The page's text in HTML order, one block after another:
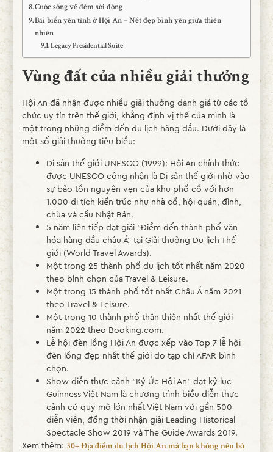
Cuộc sống về đêm sôi động
Bãi biển yên tĩnh ở Hội An – Nét đẹp bình yên giữa thiên
nhiên
Legacy Presidential Suite
Vùng đất của nhiều giải thưởng
Hội An đã nhận được nhiều giải thưởng danh giá từ các tổ
chức uy tín trên thế giới, khẳng định vị thế của mình là
một trong những điểm đến du lịch hàng đầu. Dưới đây là
một số giải thưởng tiêu biểu:
Di sản thế giới UNESCO (1999): Hội An chính thức
được UNESCO công nhận là Di sản thế giới nhờ vào
sự bảo tồn nguyên vẹn của khu phố cổ với hơn
1.000 di tích kiến trúc như nhà cổ, hội quán, đình,
chùa và cầu Nhật Bản​.
5 năm liên tiếp đạt giải "Điểm đến thành phố văn
hóa hàng đầu châu Á" tại Giải thưởng Du lịch Thế
giới (World Travel Awards)​.
Một trong 25 thành phố du lịch tốt nhất năm 2020
theo bình chọn của Travel & Leisure​.
Một trong 15 thành phố tốt nhất Châu Á năm 2021
theo Travel & Leisure​.
Một trong 10 thành phố thân thiện nhất thế giới
năm 2022 theo Booking.com​.
Lễ hội đèn lồng Hội An được xếp vào Top 7 lễ hội
đèn lồng đẹp nhất thế giới do tạp chí AFAR bình
chọn​.
Show diễn thực cảnh "Ký Ức Hội An" đạt kỷ lục
Guinness Việt Nam là chương trình biểu diễn thực
cảnh có quy mô lớn nhất Việt Nam với gần 500
diễn viên, đồng thời nhận giải Leading Historical
Spectacle Show 2019 và The Guide Awards 2019​.
Xem thêm: 30+ Địa điểm du lịch Hội An mà bạn không nên bỏ